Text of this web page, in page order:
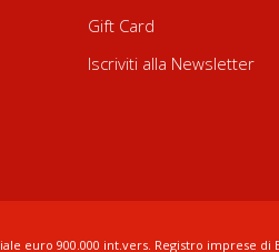
Gift Card
Iscriviti alla Newsletter
euro 900.000 int.vers. Registro imprese di